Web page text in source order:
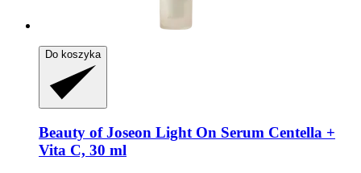
Do koszyka
Beauty of Joseon Light On Serum Centella +
Vita C, 30 ml